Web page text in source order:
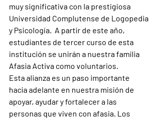
muy significativa con la prestigiosa
Universidad Complutense de Logopedia
y Psicología.  A partir de este año,
estudiantes de tercer curso de esta
institución se unirán a nuestra familia
Afasia Activa como voluntarios.
Esta alianza es un paso importante
hacia adelante en nuestra misión de
apoyar, ayudar y fortalecer a las
personas que viven con afasia. Los